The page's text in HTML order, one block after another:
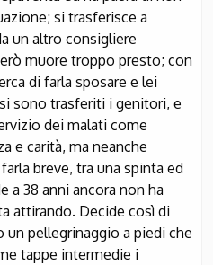
si trasferisce a
un altro consigliere
muore troppo presto; con
di farla sposare e lei
sono trasferiti i genitori, e
dei malati come
e carità, ma neanche
breve, tra una spinta ed
a 38 anni ancora non ha
attirando. Decide così di
un pellegrinaggio a piedi che
tappe intermedie i